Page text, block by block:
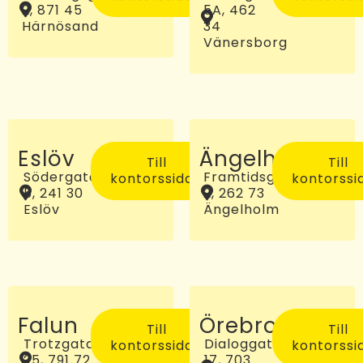
2, 871 45
Härnösand
5A, 462
34
Vänersborg
Eslöv
Södergatan
5, 241 30
Eslöv
Till
kontorssidan
Ängelholm
Framtidsgatan
2, 262 73
Ängelholm
Till
Falun
Trotzgatan
Till
kontorssidan
Örebro
Dialoggatan
Till